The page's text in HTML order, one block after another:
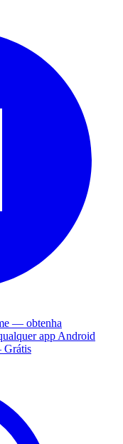
— obtenha
app Android
Grátis